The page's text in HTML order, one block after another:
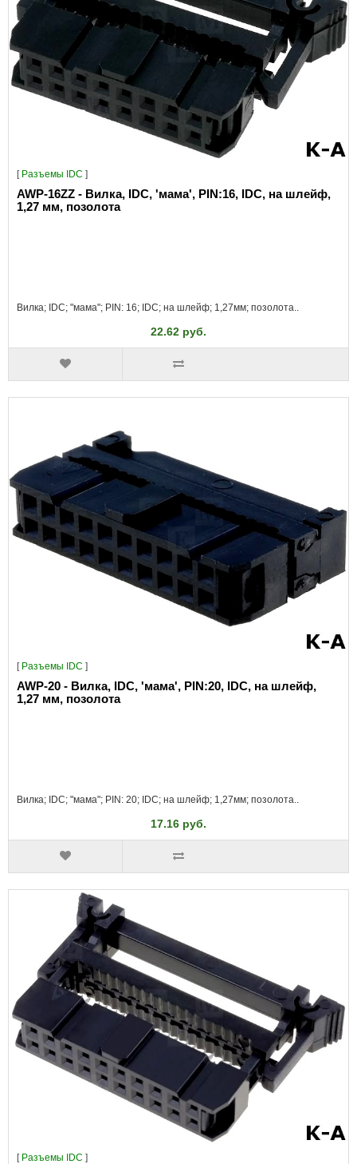
[ Разъeмы IDC ]
AWP-16ZZ - Вилка, IDC, 'мама', PIN:16, IDC, на шлейф,
1,27 мм, позолота
Вилка; IDC; "мама"; PIN: 16; IDC; на шлейф; 1,27мм; позолота..
22.62 руб.
[ Разъeмы IDC ]
AWP-20 - Вилка, IDC, 'мама', PIN:20, IDC, на шлейф,
1,27 мм, позолота
Вилка; IDC; "мама"; PIN: 20; IDC; на шлейф; 1,27мм; позолота..
17.16 руб.
[ Разъeмы IDC ]